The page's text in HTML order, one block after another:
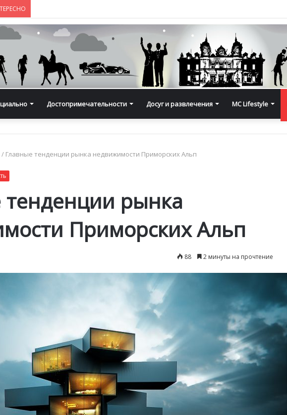
Достопримечательности Досуг и развлечения MC Lifestyle
/ Главные тенденции рынка недвижимости Приморских Альп
тенденции рынка
Приморских Альп
88 2 минуты на прочтение